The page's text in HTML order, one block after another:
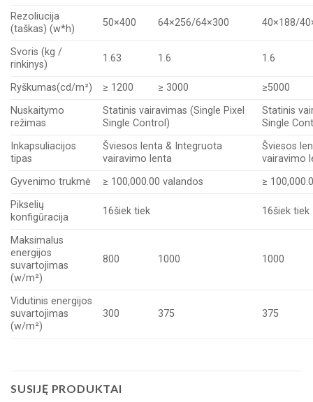
Rezoliucija
(taškas) (w*h)
50×400 64×256/64×300 40×188/
Svoris (kg /
rinkinys)
1.63 1.6 1.6
Ryškumas(cd/m²) ≥ 1200 ≥ 3000
≥5000
Nuskaitymo
režimas
Statinis vairavimas (Single Pixel
Single Control)
Statinis
Single
Inkapsuliacijos
tipas
Šviesos lenta & Integruota
vairavimo lenta
Šviesos
vairavimo
Gyvenimo trukmė
≥ 100,000.00 valandos
≥
Pikselių
konfigūracija
16šiek tiek 16šiek tiek
Maksimalus
energijos
suvartojimas
(w/m²)
800 1000 1000
Vidutinis energijos
suvartojimas
(w/m²)
300 375 375
SUSIJĘ PRODUKTAI